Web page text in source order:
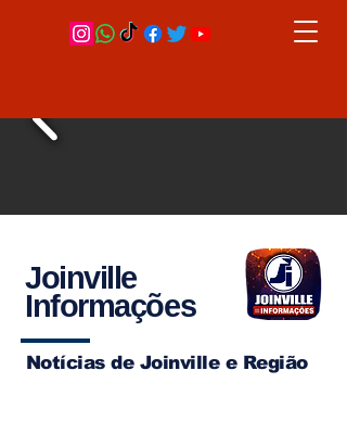
Joinville
Informações
Notícias de Joinville e Região